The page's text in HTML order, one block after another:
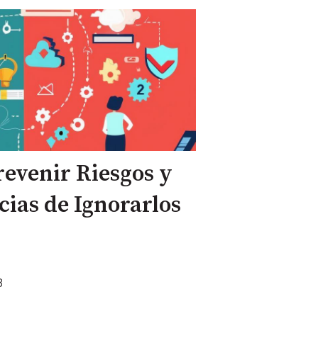
Riesgos y
de Ignorarlos